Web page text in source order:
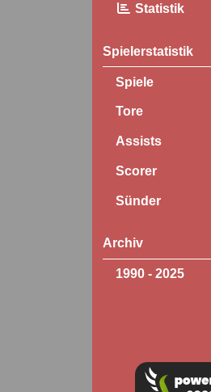
Statistik
Spielerstatistik
Spiele
Tore
Assists
Scorer
Sünder
Archiv
1990 - 2025